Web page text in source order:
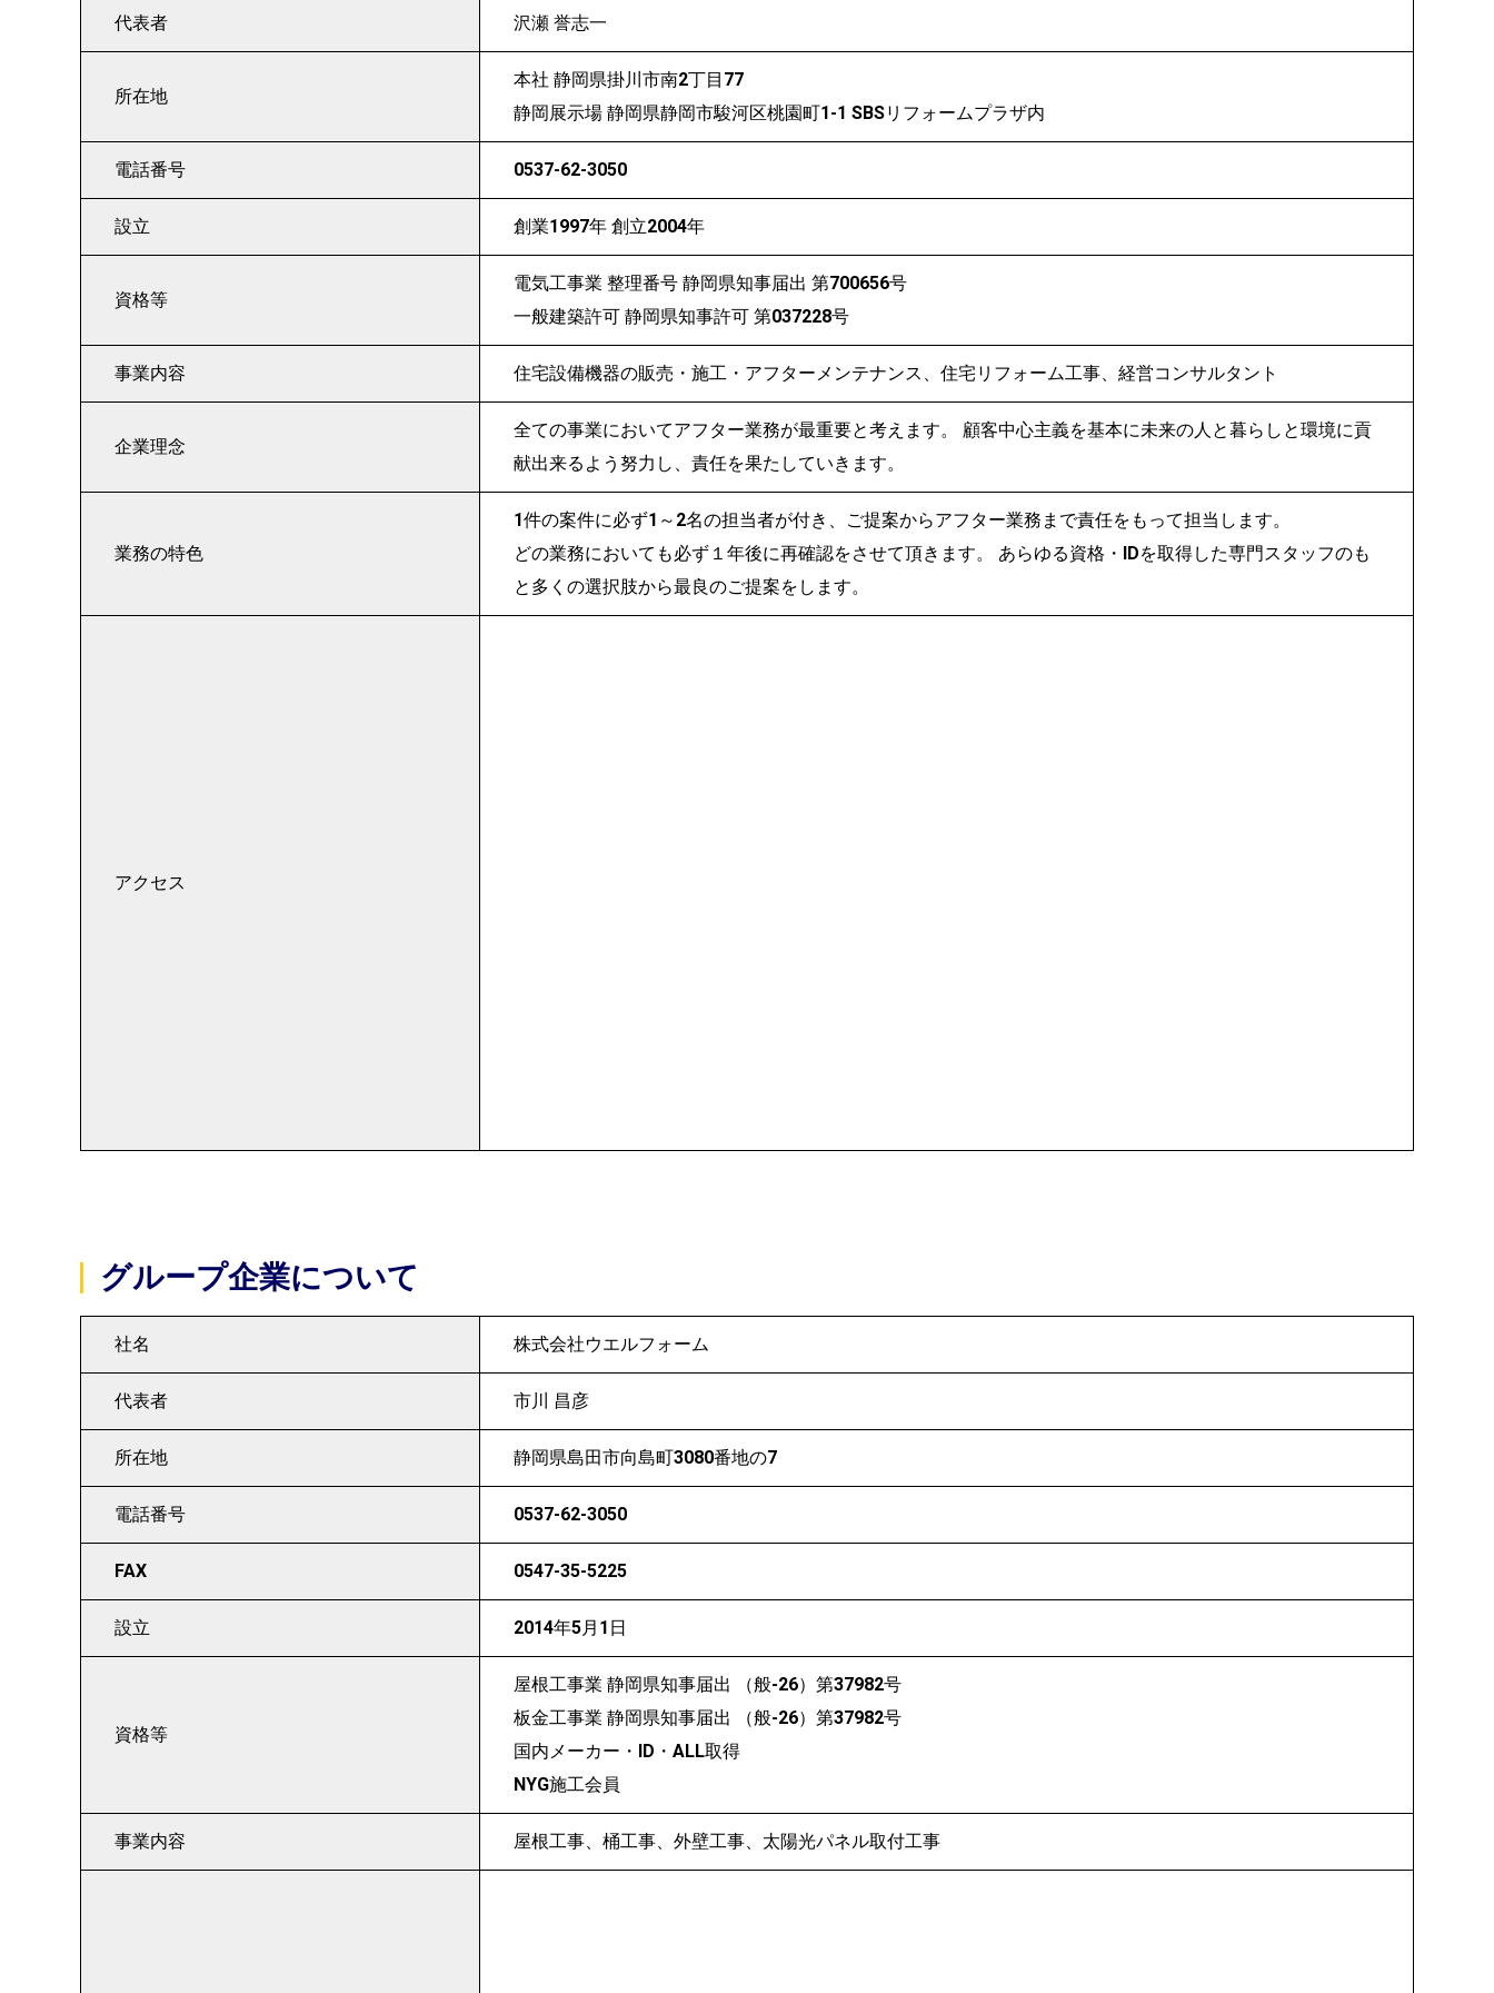
代表者 沢瀬 誉志一
所在地
本社 静岡県掛川市南2丁目77
静岡展示場 静岡県静岡市駿河区桃園町1-1 SBSリフォームプラザ内
電話番号 0537-62-3050
設立 創業1997年 創立2004年
資格等
電気工事業 整理番号 静岡県知事届出 第700656号
一般建築許可 静岡県知事許可 第037228号
事業内容 住宅設備機器の販売・施工・アフターメンテナンス、住宅リフォーム工事、経営コンサルタント
企業理念
全ての事業においてアフター業務が最重要と考えます。 顧客中心主義を基本に未来の人と暮らしと環境に貢
献出来るよう努力し、責任を果たしていきます。
業務の特色
1件の案件に必ず1～2名の担当者が付き、ご提案からアフター業務まで責任をもって担当します。
どの業務においても必ず１年後に再確認をさせて頂きます。 あらゆる資格・IDを取得した専門スタッフのも
と多くの選択肢から最良のご提案をします。
アクセス
グループ企業について
社名 株式会社ウエルフォーム
代表者 市川 昌彦
所在地 静岡県島田市向島町3080番地の7
電話番号 0537-62-3050
FAX 0547-35-5225
設立 2014年5月1日
資格等
屋根工事業 静岡県知事届出 （般-26）第37982号
板金工事業 静岡県知事届出 （般-26）第37982号
国内メーカー・ID・ALL取得
NYG施工会員
事業内容 屋根工事、桶工事、外壁工事、太陽光パネル取付工事